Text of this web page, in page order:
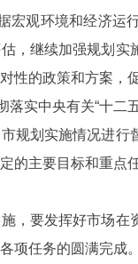
观环境和经济运行
，继续加强规划
性的政策和方案，
中央有关“十二
规划实施情况进
的主要目标和重点
要发挥好市场在
项任务的圆满完成